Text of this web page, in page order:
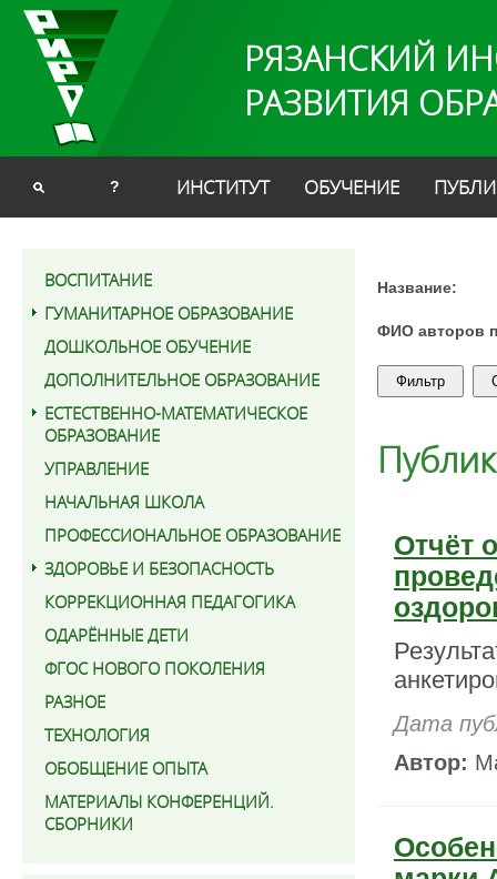
РЯЗАНСКИЙ
РАЗВИТИЯ
? ИНСТИТУТ ОБУЧЕНИЕ
ВОСПИТАНИЕ
ГУМАНИТАРНОЕ ОБРАЗОВАНИЕ
ДОШКОЛЬНОЕ ОБУЧЕНИЕ
ДОПОЛНИТЕЛЬНОЕ ОБРАЗОВАНИЕ
ЕСТЕСТВЕННО-МАТЕМАТИЧЕСКОЕ
ОБРАЗОВАНИЕ
УПРАВЛЕНИЕ
НАЧАЛЬНАЯ ШКОЛА
ПРОФЕССИОНАЛЬНОЕ ОБРАЗОВАНИЕ
ЗДОРОВЬЕ И БЕЗОПАСНОСТЬ
КОРРЕКЦИОННАЯ ПЕДАГОГИКА
ОДАРЁННЫЕ ДЕТИ
ФГОС НОВОГО ПОКОЛЕНИЯ
РАЗНОЕ
ТЕХНОЛОГИЯ
ОБОБЩЕНИЕ ОПЫТА
МАТЕРИАЛЫ КОНФЕРЕНЦИЙ.
СБОРНИКИ
Название:
ФИО авторов
Отчёт
Дата
Автор: